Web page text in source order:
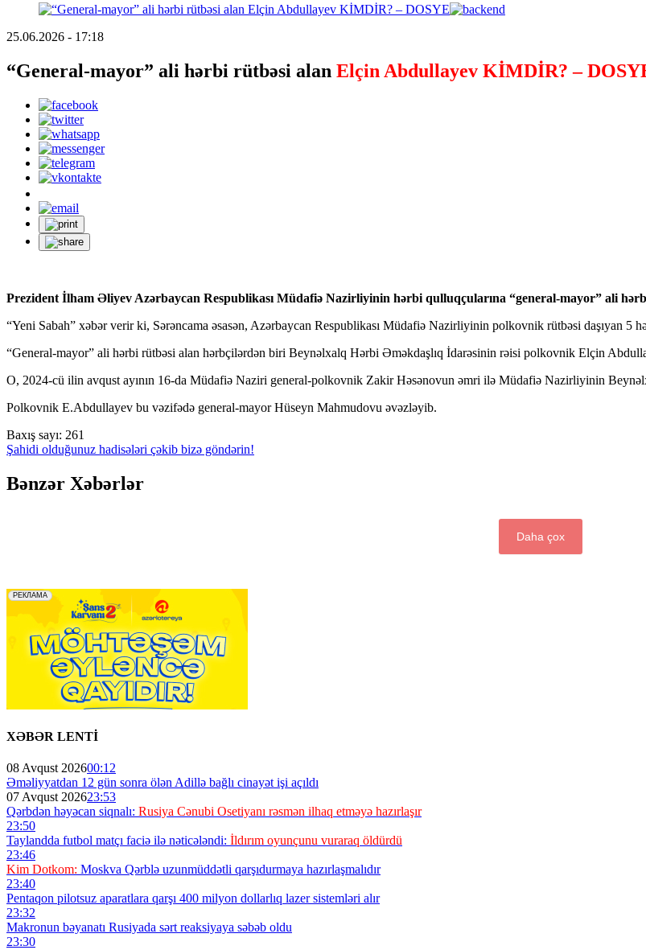
25.06.2026 - 17:18
“General-mayor” ali hərbi rütbəsi alan Elçin Abdullayev KİMDİR? –
Prezident İlham Əliyev Azərbaycan Respublikası Müdafiə Nazirliyinin hərbi qulluqçularına “general-mayor” ali
“Yeni Sabah” xəbər verir ki, Sərəncama əsasən, Azərbaycan Respublikası Müdafiə Nazirliyinin polkovnik rütbəsi daşıyan 5
“General-mayor” ali hərbi rütbəsi alan hərbçilərdən biri Beynəlxalq Hərbi Əməkdaşlıq İdarəsinin rəisi polkovnik Elçin
O, 2024-cü ilin avqust ayının 16-da Müdafiə Naziri general-polkovnik Zakir Həsənovun əmri ilə Müdafiə Nazirliyinin
Polkovnik E.Abdullayev bu vəzifədə general-mayor Hüseyn Mahmudovu əvəzləyib.
Baxış sayı: 261
Şahidi olduğunuz hadisələri çəkib bizə göndərin!
Bənzər Xəbərlər
Daha çox
XƏBƏR LENTİ
08 Avqust 202600:12
Əməliyyatdan 12 gün sonra ölən Adillə bağlı cinayət işi açıldı
07 Avqust 202623:53
Qərbdən həyəcan siqnalı: Rusiya Cənubi Osetiyanı rəsmən ilhaq etməyə hazırlaşır
23:50
Taylandda futbol matçı faciə ilə nəticələndi: İldırım oyunçunu vuraraq öldürdü
23:46
Kim Dotkom: Moskva Qərblə uzunmüddətli qarşıdurmaya hazırlaşmalıdır
23:40
Pentaqon pilotsuz aparatlara qarşı 400 milyon dollarlıq lazer sistemləri alır
23:32
Makronun bəyanatı Rusiyada sərt reaksiyaya səbəb oldu
23:30